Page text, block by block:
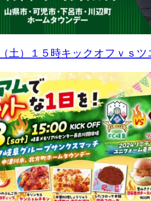
土）１５時キックオフｖｓツ